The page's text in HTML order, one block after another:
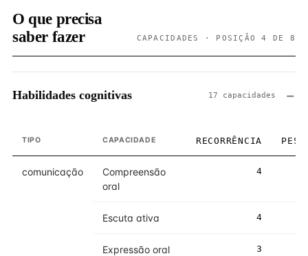
O que precisa
saber fazer
CAPACIDADES · POSIÇÃO 4 DE 8
Habilidades cognitivas 17 capacidades
TIPO CAPACIDADE RECORRÊNCIA PESO
comunicação
Compreensão
oral
4
Escuta ativa 4
Expressão oral 3